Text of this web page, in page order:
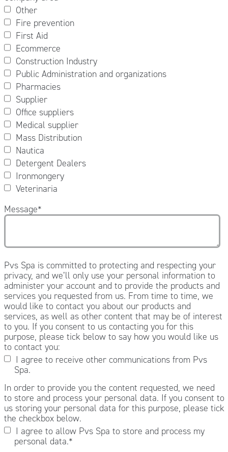
Other
Fire prevention
First Aid
Ecommerce
Construction Industry
Public Administration and organizations
Pharmacies
Supplier
Office suppliers
Medical supplier
Mass Distribution
Nautica
Detergent Dealers
Ironmongery
Veterinaria
Message*
Pvs Spa is committed to protecting and respecting your
privacy, and we’ll only use your personal information to
administer your account and to provide the products and
services you requested from us. From time to time, we
would like to contact you about our products and
services, as well as other content that may be of interest
to you. If you consent to us contacting you for this
purpose, please tick below to say how you would like us
to contact you:
I agree to receive other communications from Pvs
Spa.
In order to provide you the content requested, we need
to store and process your personal data. If you consent to
us storing your personal data for this purpose, please tick
the checkbox below.
I agree to allow Pvs Spa to store and process my
personal data.*